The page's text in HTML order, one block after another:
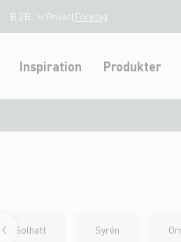
B2B Privat| Företag
Inspiration Produkter
Solhatt Syrén